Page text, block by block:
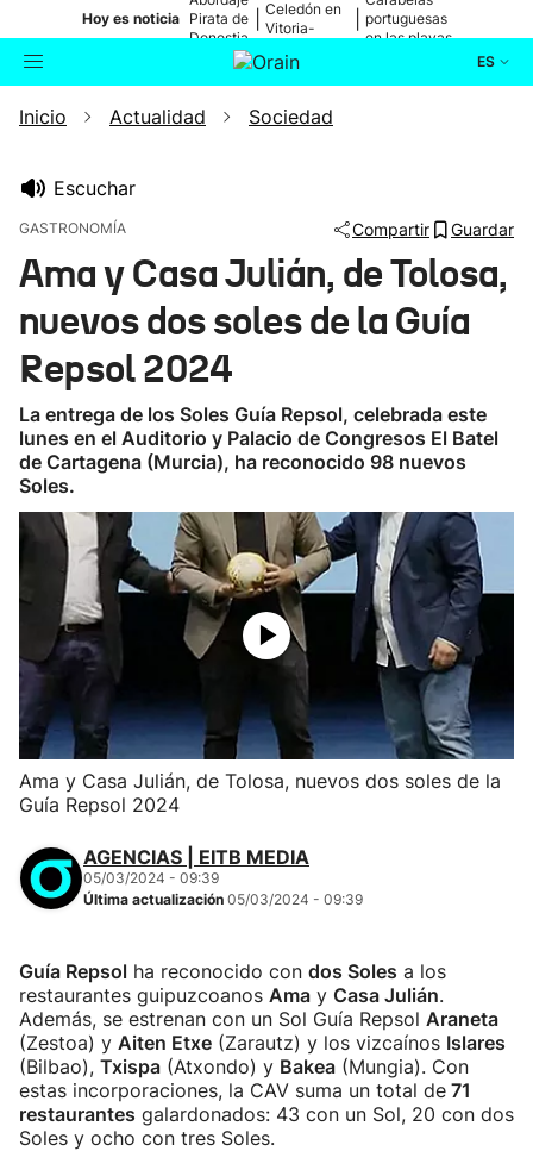
Hoy es noticia Pirata de
Donostia
Celedón en
Vitoria-
portuguesas
en las playas
ES
Buscador Actualidad
Ikusmiran
Inicio Actualidad Sociedad
Escuchar
GASTRONOMÍA Compartir Guardar
Ama y Casa Julián, de Tolosa,
nuevos dos soles de la Guía
Repsol 2024
La entrega de los Soles Guía Repsol, celebrada este
lunes en el Auditorio y Palacio de Congresos El Batel
de Cartagena (Murcia), ha reconocido 98 nuevos
Soles.
Ama y Casa Julián, de Tolosa, nuevos dos soles de la
Guía Repsol 2024
AGENCIAS | EITB MEDIA
05/03/2024 - 09:39
Última actualización 05/03/2024 - 09:39
Guía Repsol ha reconocido con dos Soles a los
restaurantes guipuzcoanos Ama y Casa Julián.
Además, se estrenan con un Sol Guía Repsol Araneta
(Zestoa) y Aiten Etxe (Zarautz) y los vizcaínos Islares
(Bilbao), Txispa (Atxondo) y Bakea (Mungia). Con
estas incorporaciones, la CAV suma un total de 71
restaurantes galardonados: 43 con un Sol, 20 con dos
Soles y ocho con tres Soles.